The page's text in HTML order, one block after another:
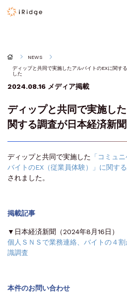
NEWS
ディップと共同で実施したアルバイトのEXに関す
した
2024.08.16 メディア掲載
ディップと共同で実施し
関する調査が日本経済新
ディップと共同で実施した 「コミュ
バイトのEX（従業員体験）」に関す
されました。
掲載記事
▼日本経済新聞（2024年8月16日）
個人ＳＮＳで業務連絡、バイトの４
識調査
本件のお問い合わせ